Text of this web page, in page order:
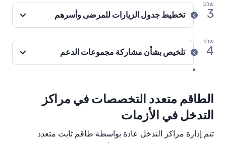
שלב
3 تخطيط جدول الزيارات للمرضى وأسرهم
שלב
4 تلخيص بشأن مشاركة مجموعات الدعم
الطاقم متعدد التخصصات في مراكز
التدخل في الأزمات
تتم إدارة مراكز التدخل عادة بواسطة طاقم ثابت متعدد